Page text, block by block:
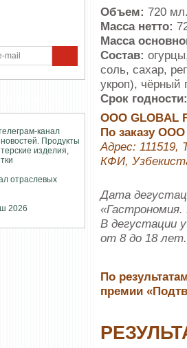
Объем: 720
Масса нетто:
Масса
Состав:
соль, сахар,
укроп), чёрный
Срок
ООО GLOBAL
По заказу
Адрес:
КФИ,
Дата
«Гастрономия.
В дегустации
от 8 до 18 лет.
По
премии